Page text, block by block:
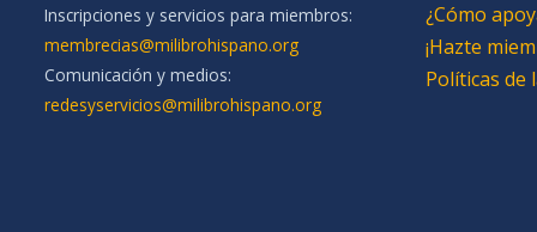
Inscripciones y servicios para miembros:
membrecias@milibrohispano.org
Comunicación y medios:
redesyservicios@milibrohispano.org
¿Cómo
¡Hazte
Políticas de